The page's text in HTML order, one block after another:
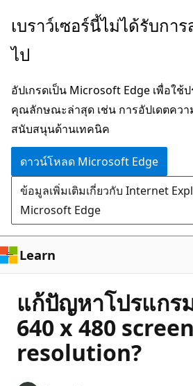
ข้าม
ยัง
หลัก
เบราว์เซอร์นี้ไม่ได้รับกา
ไป
อัปเกรดเป็น Microsoft Edge เพื่อใช้
คุณลักษณะล่าสุด เช่น การอัปเดตคว
สนับสนุนด้านเทคนิค
ดาวน์โหลด Microsoft Edge
ข้อมูลเพิ่มเติมเกี่ยวกับ Internet
Microsoft Edge
Learn
แก้ปัญหาโปรแกร
640 x 480 screen
resolution?